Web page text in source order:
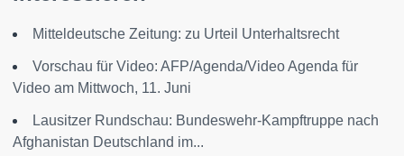
Mitteldeutsche Zeitung: zu Urteil Unterhaltsrecht
Vorschau für Video: AFP/Agenda/Video Agenda für
Video am Mittwoch, 11. Juni
Lausitzer Rundschau: Bundeswehr-Kampftruppe nach
Afghanistan Deutschland im...